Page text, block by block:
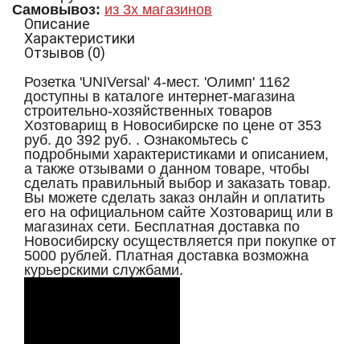
Самовывоз: из 3х магазинов
Описание
Характеристики
Отзывов (0)
Розетка 'UNIVersal' 4-мест. 'Олимп' 1162
доступны в каталоге интернет-магазина
строительно-хозяйственных товаров
Хозтоварищ в Новосибирске по цене от 353
руб. до 392 руб. . Ознакомьтесь с
подробными характеристиками и описанием,
а также отзывами о данном товаре, чтобы
сделать правильный выбор и заказать товар.
Вы можете сделать заказ онлайн и оплатить
его на официальном сайте Хозтоварищ или в
магазинах сети. Бесплатная доставка по
Новосибирску осуществляется при покупке от
5000 рублей. Платная доставка возможна
курьерскими службами.